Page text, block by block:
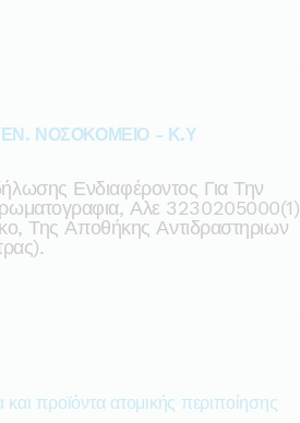
ΝΟΣΟΚΟΜΕΙΟ - Κ.Υ
Ενδιαφέροντος Για Την
Αλε 3230205000(1)
Της Αποθήκης Αντιδραστηριων
προϊόντα ατομικής περιποίησης